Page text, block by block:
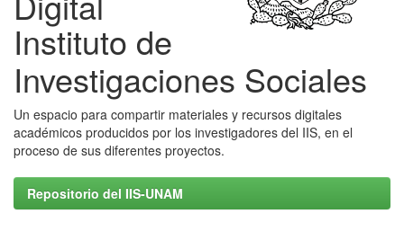
Instituto de
Investigaciones Sociales
Un espacio para compartir materiales y recursos digitales
académicos producidos por los investigadores del IIS, en el
proceso de sus diferentes proyectos.
Repositorio del IIS-UNAM